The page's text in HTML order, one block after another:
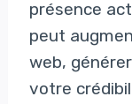
présence
peut
web,
votre